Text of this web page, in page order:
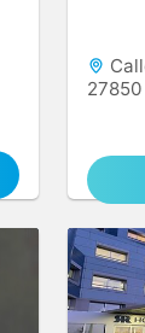
27850